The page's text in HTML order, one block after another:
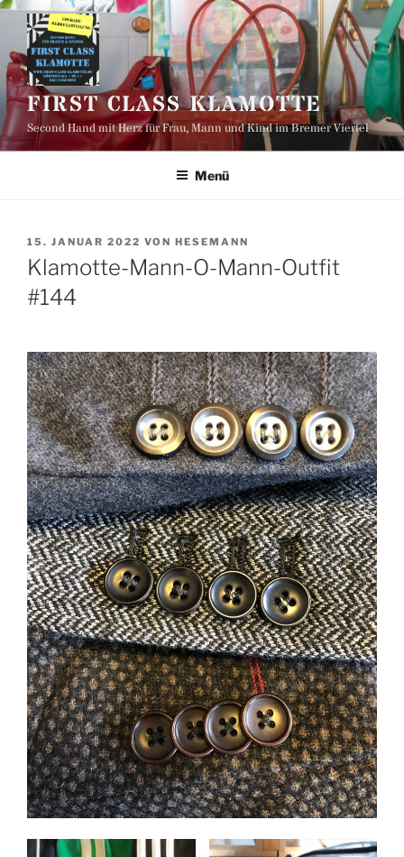
Zum
Inhalt
springen
FIRST CLASS KLAMOTTE
Second Hand mit Herz für Frau, Mann und Kind im Bremer Viertel
Menü
VERÖFFENTLICHT
AM
15. JANUAR 2022 VON HESEMANN
Klamotte-Mann-O-Mann-Outfit
#144